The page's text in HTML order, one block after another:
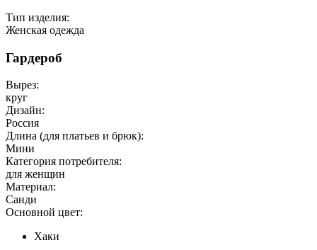
Тип изделия:
Женская одежда
Гардероб
Вырез:
круг
Дизайн:
Россия
Длина (для платьев и брюк):
Мини
Категория потребителя:
для женщин
Материал:
Санди
Основной цвет:
Хаки